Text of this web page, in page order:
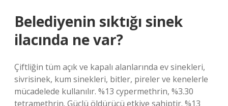
Belediyenin sıktığı sinek
ilacında ne var?
Çiftliğin tüm açık ve kapalı alanlarında ev sinekleri,
sivrisinek, kum sinekleri, bitler, pireler ve kenelerle
mücadelede kullanılır. %13 cypermethrin, %3.30
tetramethrin. Güçlü öldürücü etkiye sahiptir. %13